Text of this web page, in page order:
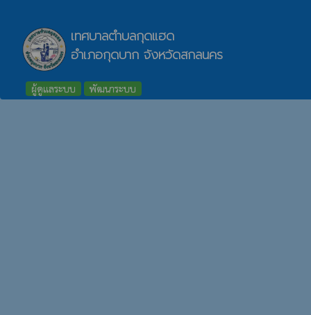
เทศบาลตำบลกุดแฮด
อำเภอกุดบาก จังหวัดสกลนคร
ผู้ดูแลระบบ พัฒนาระบบ